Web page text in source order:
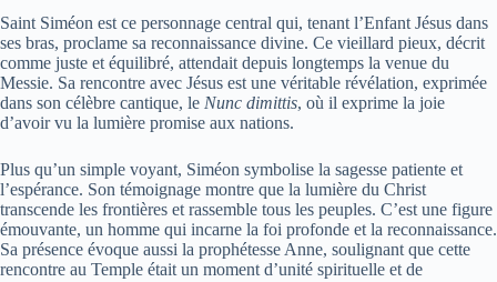
Saint Siméon est ce personnage central qui, tenant l’Enfant Jésus dans
ses bras, proclame sa reconnaissance divine. Ce vieillard pieux, décrit
comme juste et équilibré, attendait depuis longtemps la venue du
Messie. Sa rencontre avec Jésus est une véritable révélation, exprimée
dans son célèbre cantique, le Nunc dimittis, où il exprime la joie
d’avoir vu la lumière promise aux nations.
Plus qu’un simple voyant, Siméon symbolise la sagesse patiente et
l’espérance. Son témoignage montre que la lumière du Christ
transcende les frontières et rassemble tous les peuples. C’est une figure
émouvante, un homme qui incarne la foi profonde et la reconnaissance.
Sa présence évoque aussi la prophétesse Anne, soulignant que cette
rencontre au Temple était un moment d’unité spirituelle et de